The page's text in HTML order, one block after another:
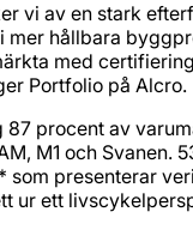
vi av en stark
mer hållbara
med
Portfolio på Alcro.
87 procent av
M1 och
som presenterar
ur ett